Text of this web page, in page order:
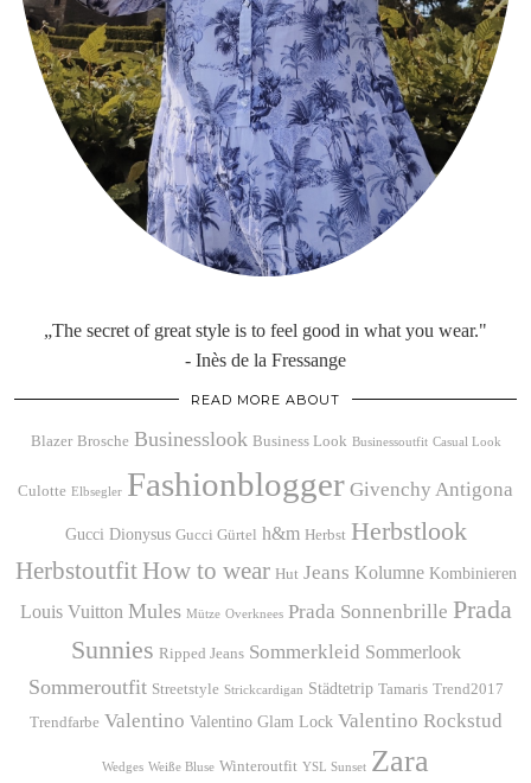
„The secret of great style is to feel good in what you wear."
- Inès de la Fressange
READ MORE ABOUT
Blazer Brosche Businesslook Business Look Businessoutfit Casual Look
Culotte Elbsegler Fashionblogger Givenchy Antigona
Gucci Dionysus Gucci Gürtel h&m Herbst Herbstlook
Herbstoutfit How to wear Hut Jeans Kolumne Kombinieren
Louis Vuitton Mules Mütze Overknees Prada Sonnenbrille Prada
Sunnies Ripped Jeans Sommerkleid Sommerlook
Sommeroutfit Streetstyle Strickcardigan Städtetrip Tamaris Trend2017
Trendfarbe Valentino Valentino Glam Lock Valentino Rockstud
Wedges Weiße Bluse Winteroutfit YSL Sunset Zara